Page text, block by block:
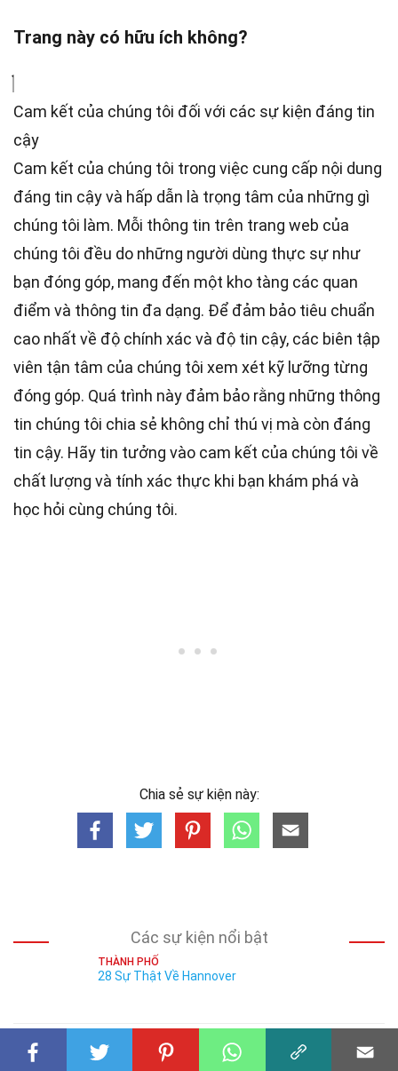
Trang này có hữu ích không?
Cam kết của chúng tôi đối với các sự kiện đáng tin
cậy
Cam kết của chúng tôi trong việc cung cấp nội dung
đáng tin cậy và hấp dẫn là trọng tâm của những gì
chúng tôi làm. Mỗi thông tin trên trang web của
chúng tôi đều do những người dùng thực sự như
bạn đóng góp, mang đến một kho tàng các quan
điểm và thông tin đa dạng. Để đảm bảo tiêu chuẩn
cao nhất về độ chính xác và độ tin cậy, các biên tập
viên tận tâm của chúng tôi xem xét kỹ lưỡng từng
đóng góp. Quá trình này đảm bảo rằng những thông
tin chúng tôi chia sẻ không chỉ thú vị mà còn đáng
tin cậy. Hãy tin tưởng vào cam kết của chúng tôi về
chất lượng và tính xác thực khi bạn khám phá và
học hỏi cùng chúng tôi.
Chia sẻ sự kiện này:
Các sự kiện nổi bật
THÀNH PHỐ
28 Sự Thật Về Hannover
29 Sự Thật Về Basel